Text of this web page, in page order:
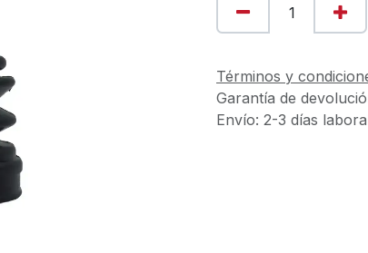
Términos y
Garantía de
Envío: 2-3 días